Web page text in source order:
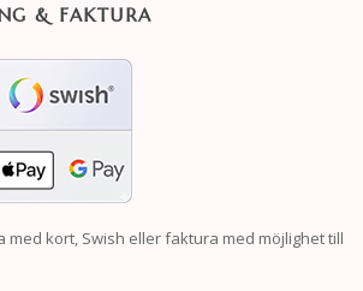
& FAKTURA
med kort, Swish eller faktura med möjlighet till